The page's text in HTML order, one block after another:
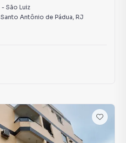
- São Luiz
Santo Antônio de Pádua, RJ